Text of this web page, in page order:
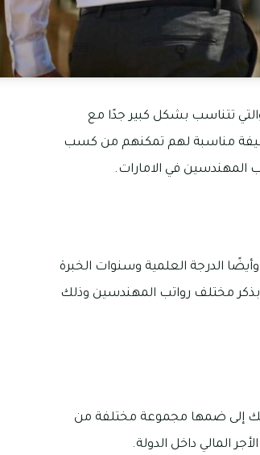
والتي تتناسب بشكل كبير جدًا مع
وظيفة مناسبة لهم تمكنهم من كسب
في الامارات.
الدرجة العلمية وسنوات الخبرة
مختلف رواتب المهندسين وذلك
إلى ضمها مجموعة مختلفة من
المالي داخل الدولة.